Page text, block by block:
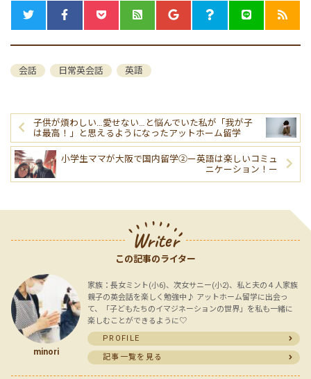
会話 日常英会話 英語
子供が煩わしい…愛せない…と悩んでいた私が「我が子
は最高！」と思えるようになったアットホーム留学
小学生ママが大阪で国内留学②ー英語は楽しいコミュ
ニケーション！ー
Writer
この記事のライター
minori
家族：長女ミント(小6)、次女サニー(小2)、私と夫の４人家族
親子の英会話を楽しく勉強中♪ アットホーム留学に出会っ
て、「子どもたちのイマジネーションの世界」を私も一緒に
楽しむことができるように♡
PROFILE
記事一覧を見る